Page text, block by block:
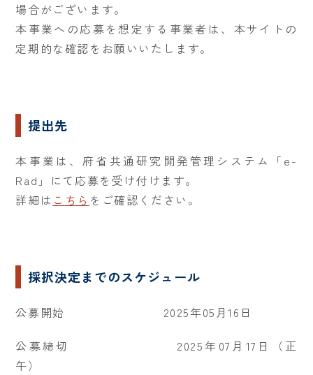
場合がございます。
本事業への応募を想定する事業者は、本サイトの
定期的な確認をお願いいたします。
提出先
本事業は、府省共通研究開発管理システム「e-
Rad」にて応募を受け付けます。
詳細は こちら をご確認ください。
採択決定までのスケジュール
公募開始 2025年05月16日
公募締切 2025年07月17日（正
午）